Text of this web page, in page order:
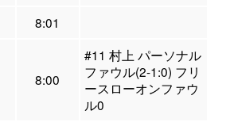
8:01
8:00
#11 村上 パーソナル
ファウル(2-1:0) フリ
ースローオンファウ
ル0